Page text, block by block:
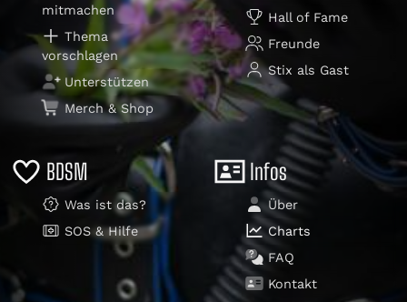
mitmachen
Thema
vorschlagen
Unterstützen
Merch & Shop
Hall of Fame
Freunde
Stix als Gast
BDSM
Was ist das?
SOS & Hilfe
Infos
Über
Charts
FAQ
Kontakt